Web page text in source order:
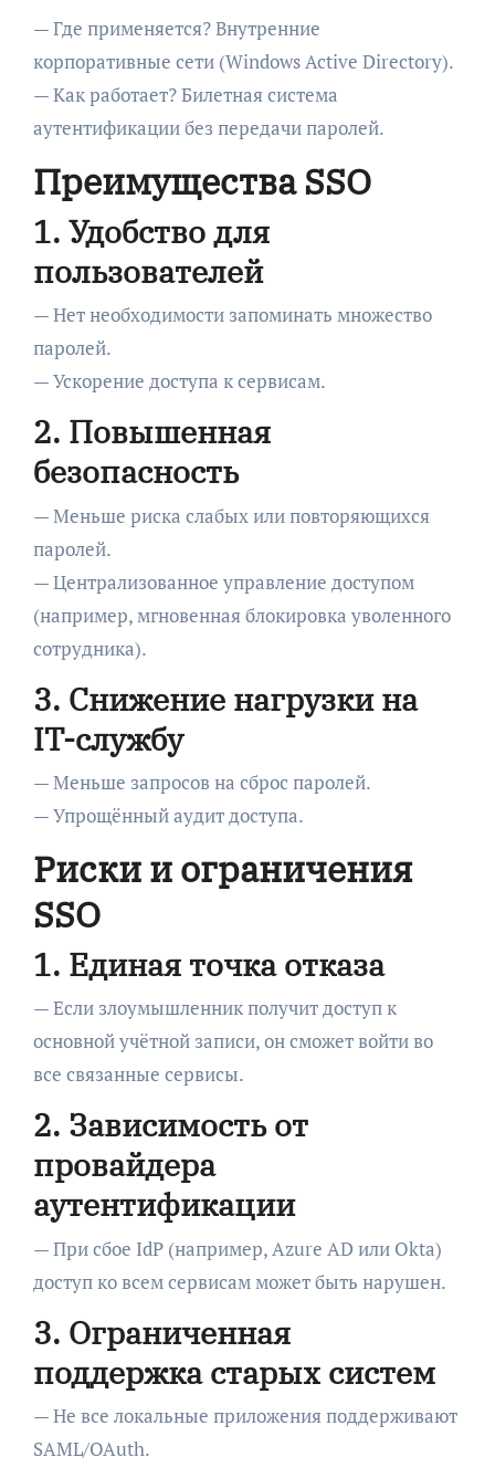
— Где применяется? Внутренние
корпоративные сети (Windows Active Directory).
— Как работает? Билетная система
аутентификации без передачи паролей.
Преимущества SSO
1. Удобство для
пользователей
— Нет необходимости запоминать множество
паролей.
— Ускорение доступа к сервисам.
2. Повышенная
безопасность
— Меньше риска слабых или повторяющихся
паролей.
— Централизованное управление доступом
(например, мгновенная блокировка уволенного
сотрудника).
3. Снижение нагрузки на
IT-службу
— Меньше запросов на сброс паролей.
— Упрощённый аудит доступа.
Риски и ограничения
SSO
1. Единая точка отказа
— Если злоумышленник получит доступ к
основной учётной записи, он сможет войти во
все связанные сервисы.
2. Зависимость от
провайдера
аутентификации
— При сбое IdP (например, Azure AD или Okta)
доступ ко всем сервисам может быть нарушен.
3. Ограниченная
поддержка старых систем
— Не все локальные приложения поддерживают
SAML/OAuth.